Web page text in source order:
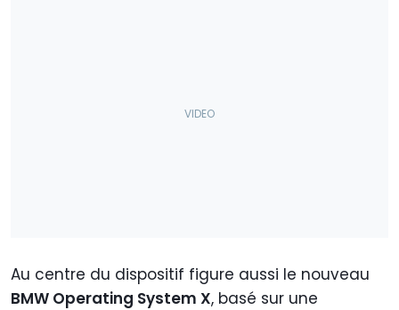
Au centre du dispositif figure aussi le nouveau
BMW Operating System X, basé sur une